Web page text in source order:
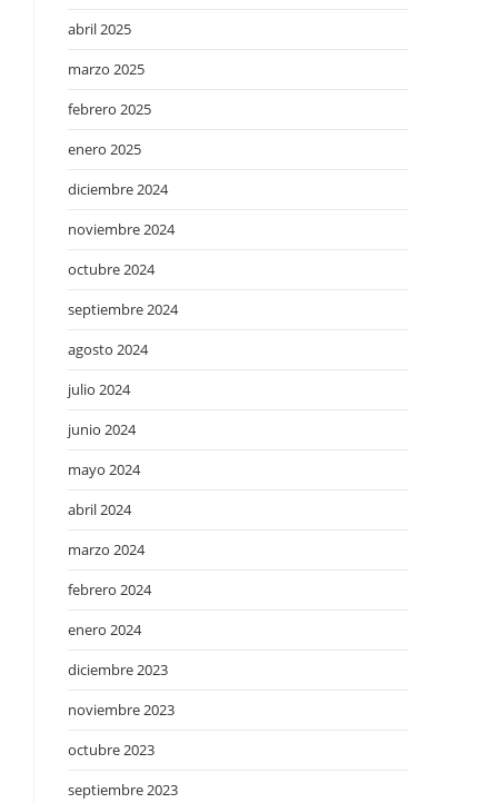
abril 2025
marzo 2025
febrero 2025
enero 2025
diciembre 2024
noviembre 2024
octubre 2024
septiembre 2024
agosto 2024
julio 2024
junio 2024
mayo 2024
abril 2024
marzo 2024
febrero 2024
enero 2024
diciembre 2023
noviembre 2023
octubre 2023
septiembre 2023